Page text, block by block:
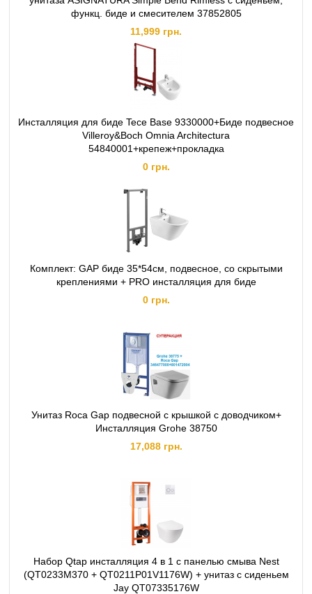
функц. биде и смесителем 37852805
11,999 грн.
Инсталляция для биде Tece Base 9330000+Биде подвесное
Villeroy&Boch Omnia Architectura
54840001+крепеж+прокладка
0 грн.
Комплект: GAP биде 35*54см, подвесное, со скрытыми
креплениями + PRO инсталляция для биде
0 грн.
Унитаз Roca Gap подвесной с крышкой с доводчиком+
Инсталляция Grohe 38750
17,088 грн.
Набор Qtap инсталляция 4 в 1 с панелью смыва Nest
(QT0233M370 + QT0211P01V1176W) + унитаз с сиденьем
Jay QT07335176W